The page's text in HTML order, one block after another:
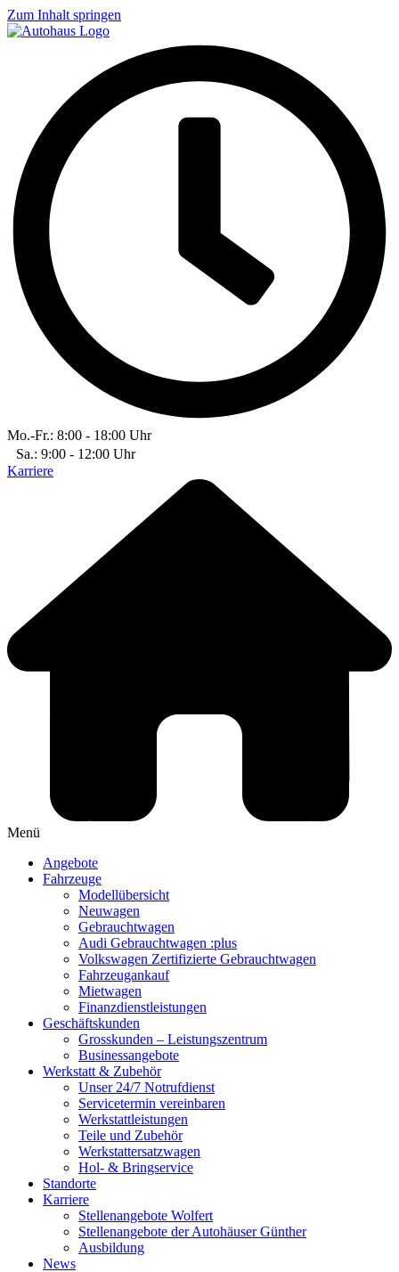
Zum Inhalt springen
Mo.-Fr.: 8:00 - 18:00 Uhr
Sa.: 9:00 - 12:00 Uhr
Karriere
Menü
Angebote
Fahrzeuge
Modellübersicht
Neuwagen
Gebrauchtwagen
Audi Gebrauchtwagen :plus
Volkswagen Zertifizierte Gebrauchtwagen
Fahrzeugankauf
Mietwagen
Finanzdienstleistungen
Geschäftskunden
Grosskunden – Leistungszentrum
Businessangebote
Werkstatt & Zubehör
Unser 24/7 Notrufdienst
Servicetermin vereinbaren
Werkstattleistungen
Teile und Zubehör
Werkstattersatzwagen
Hol- & Bringservice
Standorte
Karriere
Stellenangebote Wolfert
Stellenangebote der Autohäuser Günther
Ausbildung
News